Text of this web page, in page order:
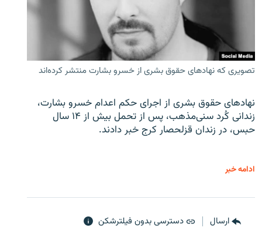
تصویری که نهادهای حقوق بشری از خسرو بشارت منتشر کرده‌اند
نهادهای حقوق بشری از اجرای حکم اعدام خسرو بشارت،
زندانی کُرد سنی‌مذهب، پس از تحمل بیش از ۱۴ سال
حبس، در زندان قزلحصار کرج خبر دادند.
ادامه خبر
ارسال دسترسی بدون فیلترشکن